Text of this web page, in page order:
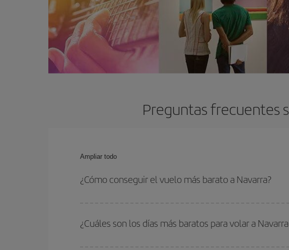
Preguntas frecuentes
Ampliar todo
¿Cómo conseguir el vuelo más barato a Navarra?
vuelta. Además, si no tienes decidido un destino concreto para tu
¿Cuáles son los días más baratos para volar a